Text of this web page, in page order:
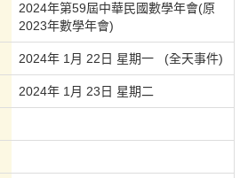
2024年第59屆中華民國數學年會(原
2023年數學年會)
2024年 1月 22日 星期一 (全天事件)
2024年 1月 23日 星期二